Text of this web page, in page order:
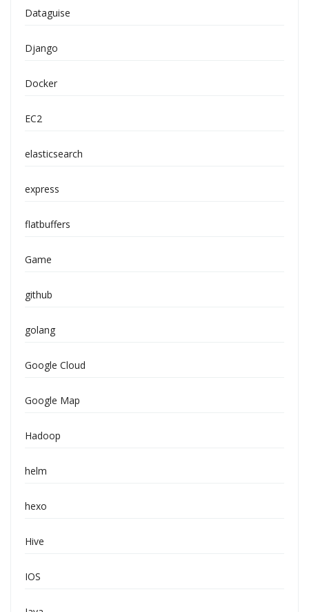
Dataguise
Django
Docker
EC2
elasticsearch
express
flatbuffers
Game
github
golang
Google Cloud
Google Map
Hadoop
helm
hexo
Hive
IOS